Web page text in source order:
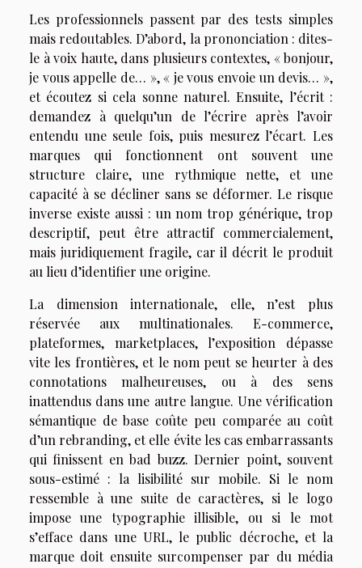
Les professionnels passent par des tests simples
mais redoutables. D’abord, la prononciation : dites-
le à voix haute, dans plusieurs contextes, « bonjour,
je vous appelle de… », « je vous envoie un devis… »,
et écoutez si cela sonne naturel. Ensuite, l’écrit :
demandez à quelqu’un de l’écrire après l’avoir
entendu une seule fois, puis mesurez l’écart. Les
marques qui fonctionnent ont souvent une
structure claire, une rythmique nette, et une
capacité à se décliner sans se déformer. Le risque
inverse existe aussi : un nom trop générique, trop
descriptif, peut être attractif commercialement,
mais juridiquement fragile, car il décrit le produit
au lieu d’identifier une origine.
La dimension internationale, elle, n’est plus
réservée aux multinationales. E-commerce,
plateformes, marketplaces, l’exposition dépasse
vite les frontières, et le nom peut se heurter à des
connotations malheureuses, ou à des sens
inattendus dans une autre langue. Une vérification
sémantique de base coûte peu comparée au coût
d’un rebranding, et elle évite les cas embarrassants
qui finissent en bad buzz. Dernier point, souvent
sous-estimé : la lisibilité sur mobile. Si le nom
ressemble à une suite de caractères, si le logo
impose une typographie illisible, ou si le mot
s’efface dans une URL, le public décroche, et la
marque doit ensuite surcompenser par du média